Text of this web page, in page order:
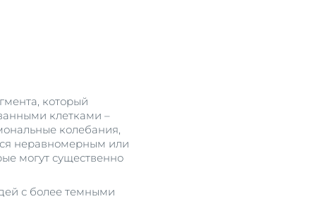
который
клетками –
колебания,
неравномерным или
могут существенно
с более темными